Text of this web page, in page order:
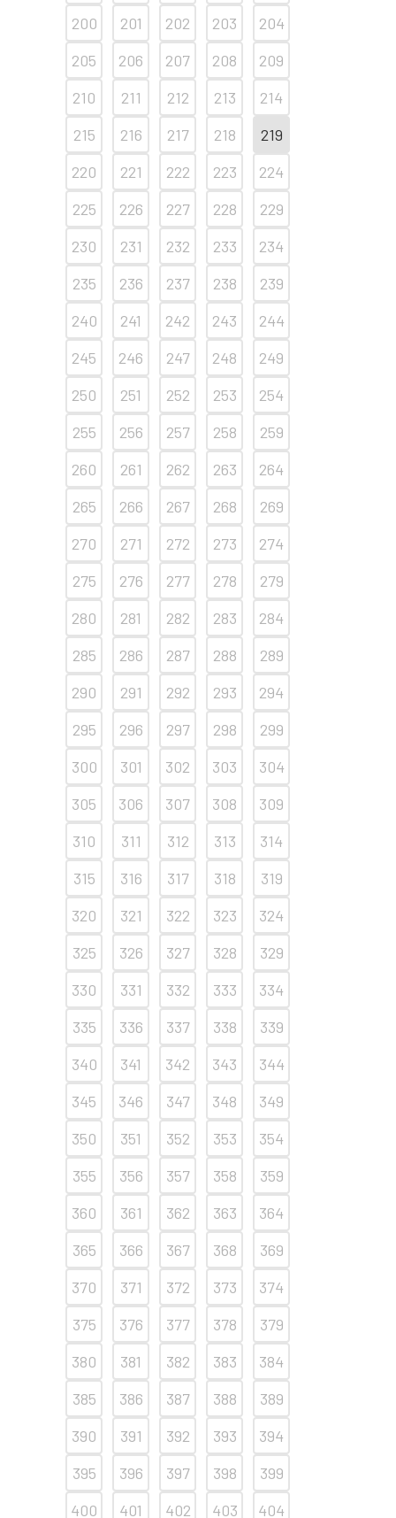
200
201 202 203
204
205
206 207 208
209
210
211 212 213
214
215
216 217 218
219
220
221 222 223
224
225
226 227 228
229
230
231 232 233
234
235
236 237 238
239
240
241 242 243
244
245
246 247 248
249
250
251 252 253
254
255
256 257 258
259
260
261 262 263
264
265
266 267 268
269
270
271 272 273
274
275
276 277 278
279
280
281 282 283
284
285
286 287 288
289
290
291 292 293
294
295
296 297 298
299
300
301 302 303
304
305
306 307 308
309
310
311 312 313
314
315
316 317 318
319
320
321 322 323
324
325
326 327 328
329
330
331 332 333
334
335
336 337 338
339
340
341 342 343
344
345
346 347 348
349
350
351 352 353
354
355
356 357 358
359
360
361 362 363
364
365
366 367 368
369
370
371 372 373
374
375
376 377 378
379
380
381 382 383
384
385
386 387 388
389
390
391 392 393
394
395
396 397 398
399
400
401 402 403 404